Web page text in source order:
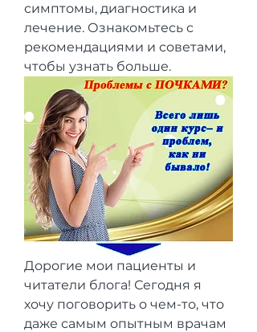
симптомы, диагностика и
лечение. Ознакомьтесь с
рекомендациями и советами,
чтобы узнать больше.
Дорогие мои пациенты и
читатели блога! Сегодня я
хочу поговорить о чем-то, что
даже самым опытным врачам